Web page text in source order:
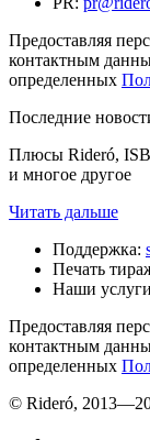
Предоставляя
контактным
определенных
Последние
Плюсы Rideró,
и многое другое
Читать дальше
Поддержка:
Печать
Наши услуги
Предоставляя
контактным
определенных
© Rideró, 2013—